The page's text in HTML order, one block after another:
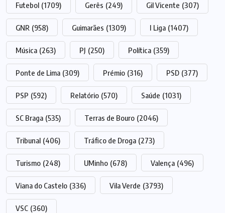
Futebol (1709) Gerês (249) Gil Vicente (307)
GNR (958) Guimarães (1309) I Liga (1407)
Música (263) PJ (250) Política (359)
Ponte de Lima (309) Prémio (316) PSD (377)
PSP (592) Relatório (570) Saúde (1031)
SC Braga (535) Terras de Bouro (2046)
Tribunal (406) Tráfico de Droga (273)
Turismo (248) UMinho (678) Valença (496)
Viana do Castelo (336) Vila Verde (3793)
VSC (360)